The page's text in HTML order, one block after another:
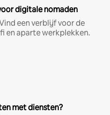
digitale nomaden
een verblijf voor de
en aparte werkplekken.
met diensten?